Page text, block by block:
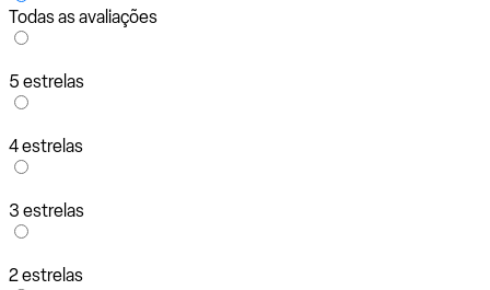
Todas as avaliações
5 estrelas
4 estrelas
3 estrelas
2 estrelas